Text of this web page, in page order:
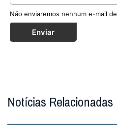
Não enviaremos nenhum e-mail
Enviar
Notícias Relacionadas